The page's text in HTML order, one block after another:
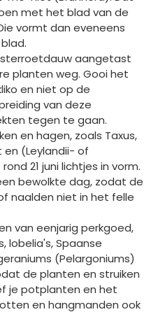
met het blad van de
vormt dan eveneens
aangetast
planten weg. Gooi het
en niet op de
van deze
tegen te gaan.
en hagen, zoals Taxus,
en (Leylandii- of
21 juni lichtjes in vorm.
bewolkte dag, zodat de
naalden niet in het felle
van eenjarig perkgoed,
lobelia's, Spaanse
(Pelargoniums)
de planten en struiken
je potplanten en het
en hangmanden ook